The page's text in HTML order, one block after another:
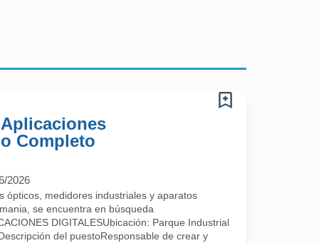
Completo
2026
ópticos, medidores industriales y aparatos
se encuentra en búsqueda
DIGITALESUbicación: Parque Industrial
del puestoResponsable de crear y